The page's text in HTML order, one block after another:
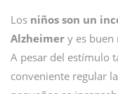
Los niños son un
Alzheimer y es
A pesar del estímulo
conveniente regular